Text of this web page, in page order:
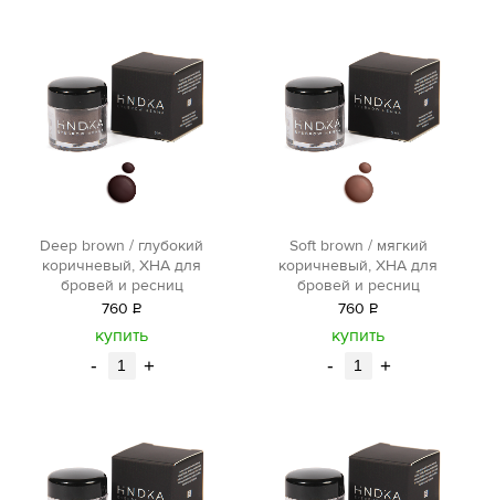
Deep brown / глубокий
коричневый, ХНА для
бровей и ресниц
760 Р
уб.
купить
- +
Soft brown / мягкий
коричневый, ХНА для
бровей и ресниц
760 Р
уб.
купить
- +